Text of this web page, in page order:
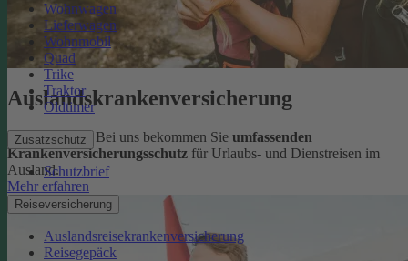
Wohnwagen
Lieferwagen
Wohnmobil
Quad
Trike
Traktor
Oldtimer
Zusatzschutz
Schutzbrief
Reiseversicherung
Auslandsreisekrankenversicherung
Reisegepäck
Auslandskrankenversicherung
Sorglos reisen: Bei uns bekommen Sie umfassenden
Krankenversicherungsschutz für Urlaubs- und Dienstreisen im
Ausland.
Mehr erfahren